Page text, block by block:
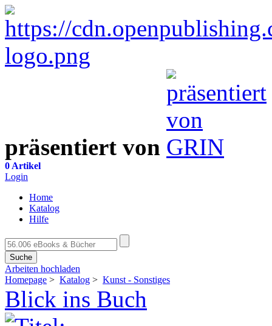
präsentiert von
0 Artikel
Login
Home
Katalog
Hilfe
Suche
Arbeiten hochladen
Homepage > Katalog > Kunst - Sonstiges
Blick ins Buch